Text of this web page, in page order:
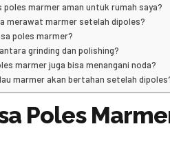
poles marmer aman untuk rumah saya?
merawat marmer setelah dipoles?
poles marmer?
grinding dan polishing?
marmer juga bisa menangani noda?
marmer akan bertahan setelah
Poles